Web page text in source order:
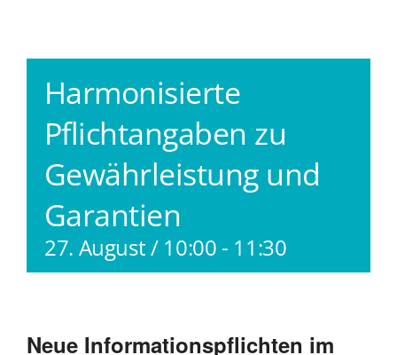
Harmonisierte
Pflichtangaben zu
Gewährleistung und
Garantien
27. August / 10:00 - 11:30
Neue Informationspflichten im